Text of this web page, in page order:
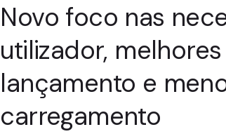
Novo foco nas
utilizador,
lançamento e
carregamento